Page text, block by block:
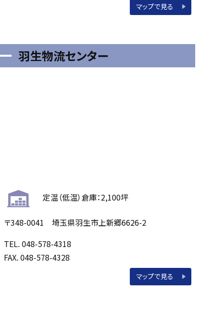
マップで見る
羽生物流センター
定温（低温）倉庫：2,100坪
〒348-0041 埼玉県羽生市上新郷6626-2
TEL. 048-578-4318
FAX. 048-578-4328
マップで見る